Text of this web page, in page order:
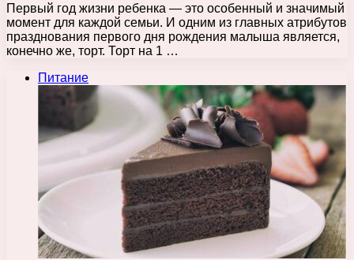
Первый год жизни ребенка — это особенный и значимый
момент для каждой семьи. И одним из главных атрибутов
празднования первого дня рождения малыша является,
конечно же, торт. Торт на 1 …
Питание